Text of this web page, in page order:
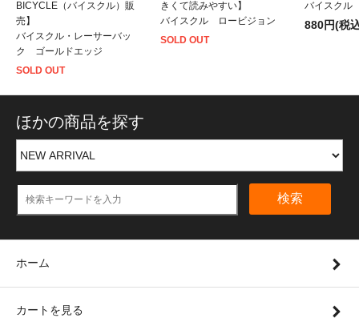
BICYCLE（バイスクル）販
売】
バイスクル・レーサーバッ
ク ゴールドエッジ
SOLD OUT
きくて読みやすい】
バイスクル ロービジョン
SOLD OUT
バイスクル
880円(税
ほかの商品を探す
検索
ホーム
カートを見る